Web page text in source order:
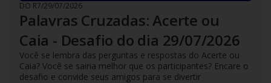
DO R7/29/07/2026
Palavras Cruzadas: Acerte ou
Caia - Desafio do dia 29/07/2026
Você se lembra das perguntas e respostas do Acerte ou
Caia? Você se sairia melhor que os participantes? Encare o
desafio e convide seus amigos para se divertir